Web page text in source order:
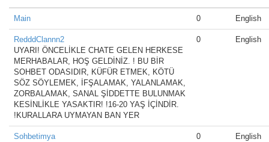
Main 0 English
RedddClannn2
UYARI! ÖNCELİKLE CHATE GELEN HERKESE
MERHABALAR, HOŞ GELDİNİZ. ! BU BİR
SOHBET ODASIDIR, KÜFÜR ETMEK, KÖTÜ
SÖZ SÖYLEMEK, İFŞALAMAK, YALANLAMAK,
ZORBALAMAK, SANAL ŞİDDETTE BULUNMAK
KESİNLİKLE YASAKTIR! !16-20 YAŞ İÇİNDİR.
!KURALLARA UYMAYAN BAN YER
0 English
Sohbetimya
0 English